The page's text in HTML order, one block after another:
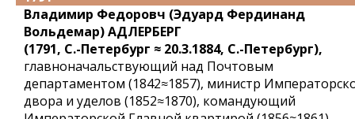
Владимир Федоровч (Эдуард Фердинанд
Вольдемар) АДЛЕРБЕРГ
(1791, С.-Петербург ≈ 20.3.1884, С.-Петербург),
главноначальствующий над Почтовым
департаментом (1842≈1857), министр
двора и уделов (1852≈1870), командующий